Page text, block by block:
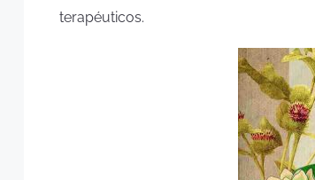
terapéuticos.